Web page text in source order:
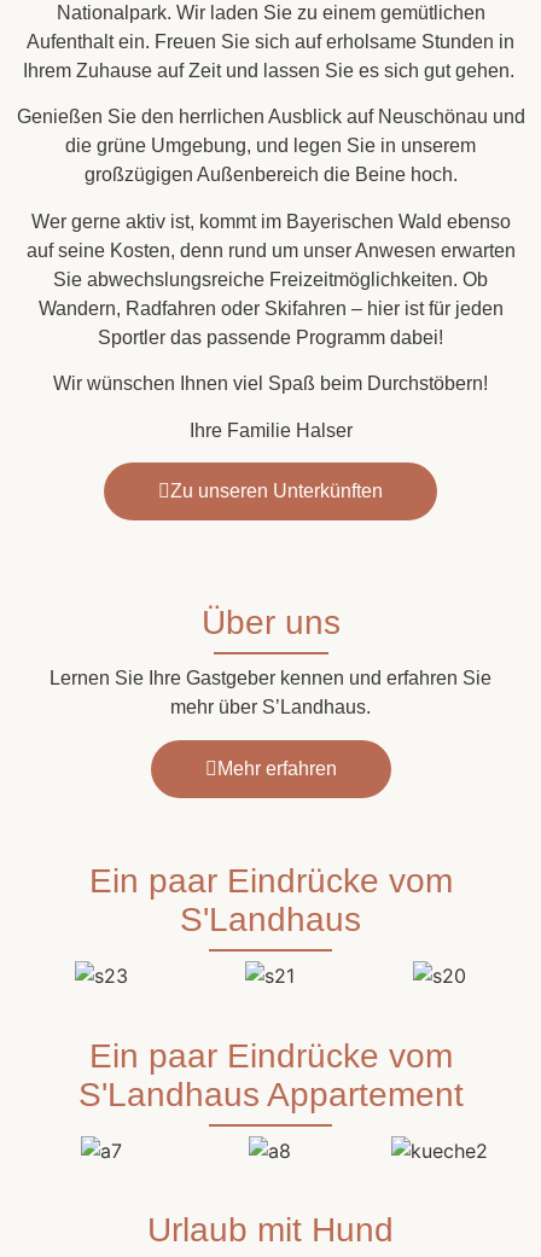
Nationalpark. Wir laden Sie zu einem gemütlichen
Aufenthalt ein. Freuen Sie sich auf erholsame Stunden in
Ihrem Zuhause auf Zeit und lassen Sie es sich gut gehen.
Genießen Sie den herrlichen Ausblick auf Neuschönau und
die grüne Umgebung, und legen Sie in unserem
großzügigen Außenbereich die Beine hoch.
Wer gerne aktiv ist, kommt im Bayerischen Wald ebenso
auf seine Kosten, denn rund um unser Anwesen erwarten
Sie abwechslungsreiche Freizeitmöglichkeiten. Ob
Wandern, Radfahren oder Skifahren – hier ist für jeden
Sportler das passende Programm dabei!
Wir wünschen Ihnen viel Spaß beim Durchstöbern!
Ihre Familie Halser
Zu unseren Unterkünften
Über uns
Lernen Sie Ihre Gastgeber kennen und erfahren Sie
mehr über S’Landhaus.
Mehr erfahren
Ein paar Eindrücke vom
S'Landhaus
Ein paar Eindrücke vom
S'Landhaus Appartement
Urlaub mit Hund